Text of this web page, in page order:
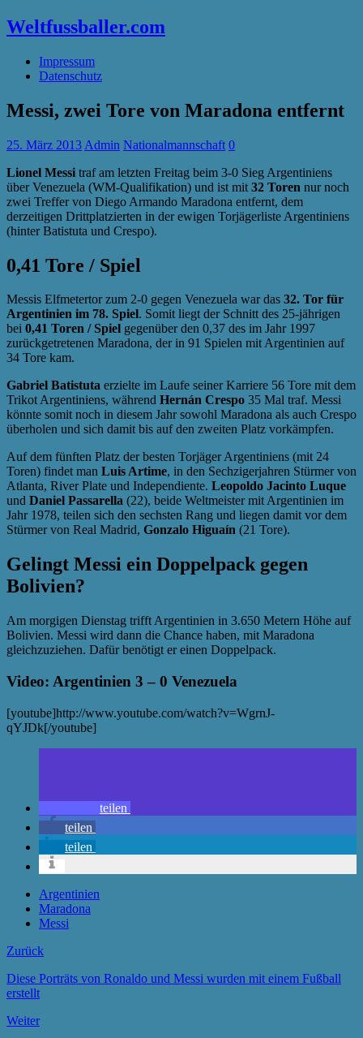
Weltfussballer.com
Impressum
Datenschutz
Messi, zwei Tore von Maradona entfernt
25. März 2013 Admin Nationalmannschaft 0
Lionel Messi traf am letzten Freitag beim 3-0 Sieg Argentiniens
über Venezuela (WM-Qualifikation) und ist mit 32 Toren nur noch
zwei Treffer von Diego Armando Maradona entfernt, dem
derzeitigen Drittplatzierten in der ewigen Torjägerliste Argentiniens
(hinter Batistuta und Crespo).
0,41 Tore / Spiel
Messis Elfmetertor zum 2-0 gegen Venezuela war das 32. Tor für
Argentinien im 78. Spiel. Somit liegt der Schnitt des 25-jährigen
bei 0,41 Toren / Spiel gegenüber den 0,37 des im Jahr 1997
zurückgetretenen Maradona, der in 91 Spielen mit Argentinien auf
34 Tore kam.
Gabriel Batistuta erzielte im Laufe seiner Karriere 56 Tore mit dem
Trikot Argentiniens, während Hernán Crespo 35 Mal traf. Messi
könnte somit noch in diesem Jahr sowohl Maradona als auch Crespo
überholen und sich damit bis auf den zweiten Platz vorkämpfen.
Auf dem fünften Platz der besten Torjäger Argentiniens (mit 24
Toren) findet man Luis Artime, in den Sechzigerjahren Stürmer von
Atlanta, River Plate und Independiente. Leopoldo Jacinto Luque
und Daniel Passarella (22), beide Weltmeister mit Argentinien im
Jahr 1978, teilen sich den sechsten Rang und liegen damit vor dem
Stürmer von Real Madrid, Gonzalo Higuaín (21 Tore).
Gelingt Messi ein Doppelpack gegen
Bolivien?
Am morgigen Dienstag trifft Argentinien in 3.650 Metern Höhe auf
Bolivien. Messi wird dann die Chance haben, mit Maradona
gleichzuziehen. Dafür benötigt er einen Doppelpack.
Video: Argentinien 3 – 0 Venezuela
[youtube]http://www.youtube.com/watch?v=WgrnJ-
qYJDk[/youtube]
teilen
teilen
teilen
Argentinien
Maradona
Messi
Zurück
Diese Porträts von Ronaldo und Messi wurden mit einem Fußball
erstellt
Weiter